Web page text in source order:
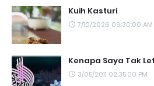
Kuih Kasturi
7/10/2026 09:30:00 AM
Kenapa Saya Tak
3/05/2011 02:35:00 PM